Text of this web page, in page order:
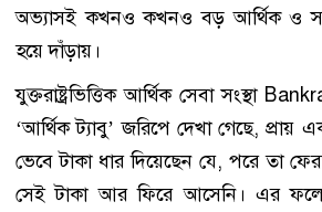
অভ্যাসই কখনও কখনও বড় আর্থিক ও
হয়ে দাঁড়ায়।
যুক্তরাষ্ট্রভিত্তিক আর্থিক সেবা সংস্থা
‘আর্থিক ট্যাবু’ জরিপে দেখা গেছে, প্রায়
ভেবে টাকা ধার দিয়েছেন যে, পরে তা
সেই টাকা আর ফিরে আসেনি। এর ফলে